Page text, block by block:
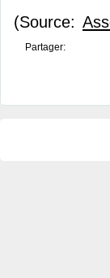
(Source:
Partager: